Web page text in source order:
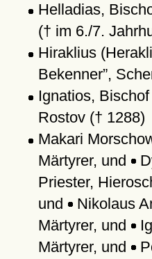
Helladias,
(† im 6./7.
Hiraklius
Bekenner ,
Ignatios,
Rostov († 1288)
Makari
Märtyrer, und
Priester,
und Nikolaus
Märtyrer, und
Märtyrer, und